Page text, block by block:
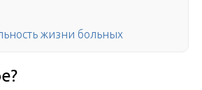
жизни больных